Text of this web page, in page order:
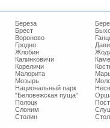
Береза
Брест
Вороново
Гродно
Жлобин
Калинковичи
Кореличи
Малорита
Мозырь
Национальный парк
"Беловежская пуща"
Полоцк
Слоним
Столин